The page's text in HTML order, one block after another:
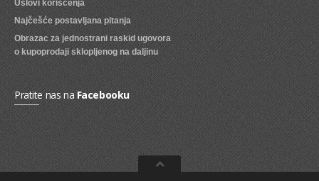
LIZALICE
COKOLADE
KREMOVI
BOMBONJERE I PRALINE
MALE COKOLADE I BAROVI
KEKSOVI
KEKS STRUDLE
Uslovi korišćenja
Najčešće postavljana pitanja
Obrazac za jednostrani raskid ugovora
o kupoprodaji sklopljenog na daljinu
Pratite nas na Facebooku